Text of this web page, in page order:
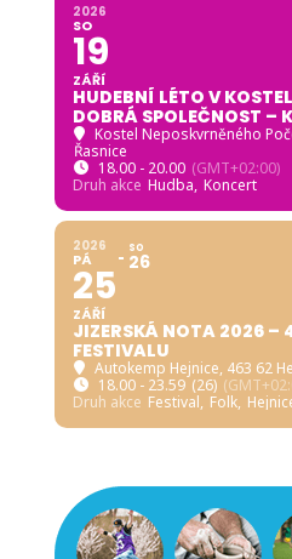
2026
SO
19
ZÁŘÍ
HUDEBNÍ LÉTO V
DOBRÁ SPOLEČNOST –
Kostel Neposkvrněného
Řasnice
18.00 - 20.00 (GMT+02:00)
Druh akce Hudba, Koncert
2026
PÁ
25
ZÁŘÍ
SO
26
JIZERSKÁ NOTA 2026 –
FESTIVALU
Autokemp Hejnice, 463 62
18.00 - 23.59 (26)
Druh akce Festival, Folk,